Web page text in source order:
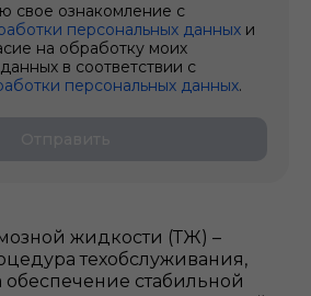
жидкости (ТЖ) –
техобслуживания,
обеспечение стабильной
свое ознакомление с
персональных данных и
на обработку моих
в соответствии с
персональных данных.